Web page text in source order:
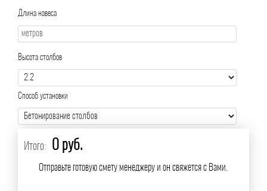
Длина навеса
Высота столбов
Способ установки
Итого: 0 руб.
Отправьте готовую смету менеджеру и он свяжется с Вами.